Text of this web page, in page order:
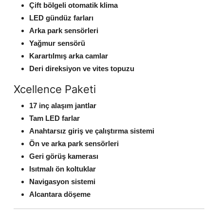
Çift bölgeli otomatik klima
LED gündüz farları
Arka park sensörleri
Yağmur sensörü
Karartılmış arka camlar
Deri direksiyon ve vites topuzu
Xcellence Paketi
17 inç alaşım jantlar
Tam LED farlar
Anahtarsız giriş ve çalıştırma sistemi
Ön ve arka park sensörleri
Geri görüş kamerası
Isıtmalı ön koltuklar
Navigasyon sistemi
Alcantara döşeme